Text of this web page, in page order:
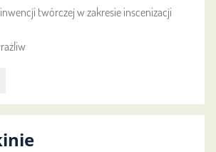
twórczej w zakresie inscenizacji